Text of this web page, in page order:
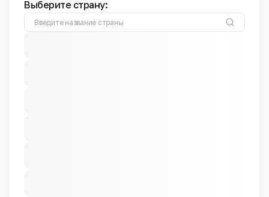
Выберите страну: